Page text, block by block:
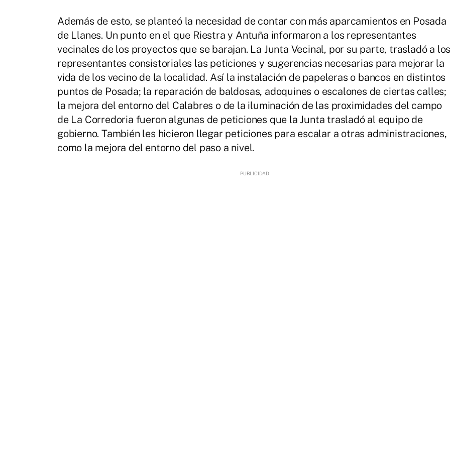
Además de esto, se planteó la necesidad de contar con más aparcamientos en Posada
de Llanes. Un punto en el que Riestra y Antuña informaron a los representantes
vecinales de los proyectos que se barajan. La Junta Vecinal, por su parte, trasladó a
representantes consistoriales las peticiones y sugerencias necesarias para mejorar la
vida de los vecino de la localidad. Así la instalación de papeleras o bancos en distintos
puntos de Posada; la reparación de baldosas, adoquines o escalones de ciertas calles;
la mejora del entorno del Calabres o de la iluminación de las proximidades del campo
de La Corredoria fueron algunas de peticiones que la Junta trasladó al equipo de
gobierno. También les hicieron llegar peticiones para escalar a otras administraciones,
como la mejora del entorno del paso a nivel.